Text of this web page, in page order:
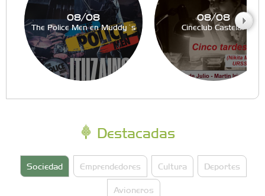
08/08
The Police Men en Muddy´s
08/08
Cineclub Castelar
Destacadas
Sociedad Emprendedores Cultura Deportes
Avioneros